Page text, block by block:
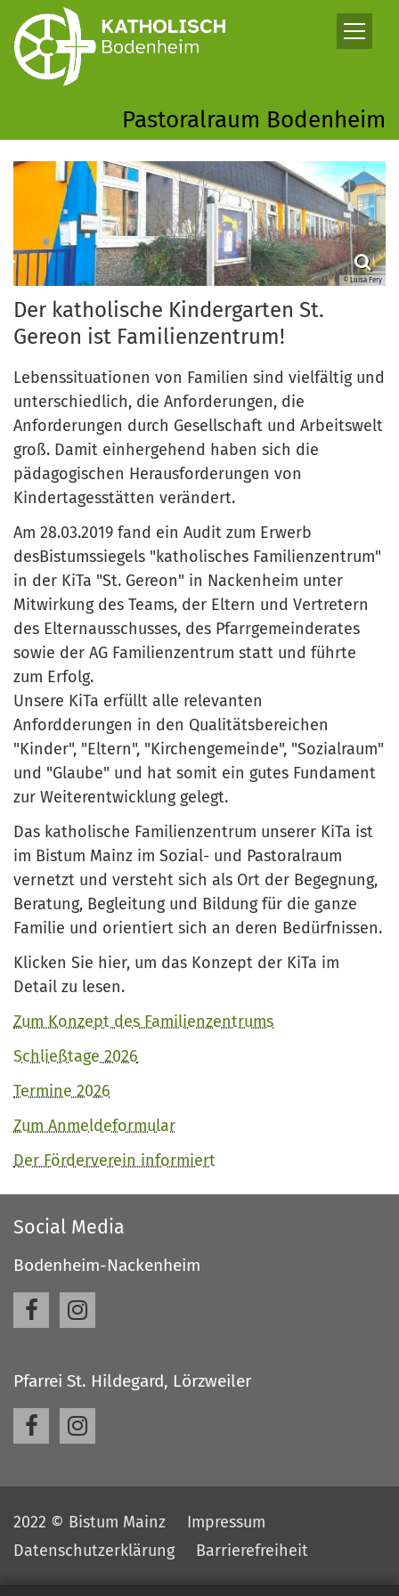
Zum Inhalt springen
Pastoralraum Bodenheim
© Luisa Fery
Der katholische Kindergarten St.
Gereon ist Familienzentrum!
Lebenssituationen von Familien sind vielfältig und
unterschiedlich, die Anforderungen, die
Anforderungen durch Gesellschaft und Arbeitswelt
groß. Damit einhergehend haben sich die
pädagogischen Herausforderungen von
Kindertagesstätten verändert.
Am 28.03.2019 fand ein Audit zum Erwerb
desBistumssiegels "katholisches Familienzentrum"
in der KiTa "St. Gereon" in Nackenheim unter
Mitwirkung des Teams, der Eltern und Vertretern
des Elternausschusses, des Pfarrgemeinderates
sowie der AG Familienzentrum statt und führte
zum Erfolg.
Unsere KiTa erfüllt alle relevanten
Anfordderungen in den Qualitätsbereichen
"Kinder", "Eltern", "Kirchengemeinde", "Sozialraum"
und "Glaube" und hat somit ein gutes Fundament
zur Weiterentwicklung gelegt.
Das katholische Familienzentrum unserer KiTa ist
im Bistum Mainz im Sozial- und Pastoralraum
vernetzt und versteht sich als Ort der Begegnung,
Beratung, Begleitung und Bildung für die ganze
Familie und orientiert sich an deren Bedürfnissen.
Klicken Sie hier, um das Konzept der KiTa im
Detail zu lesen.
Zum Konzept des Familienzentrums
Schließtage 2026
Termine 2026
Zum Anmeldeformular
Der Förderverein informiert
Social Media
Bodenheim-Nackenheim
Pfarrei St. Hildegard, Lörzweiler
2022 © Bistum Mainz
Impressum
Datenschutzerklärung
Barrierefreiheit